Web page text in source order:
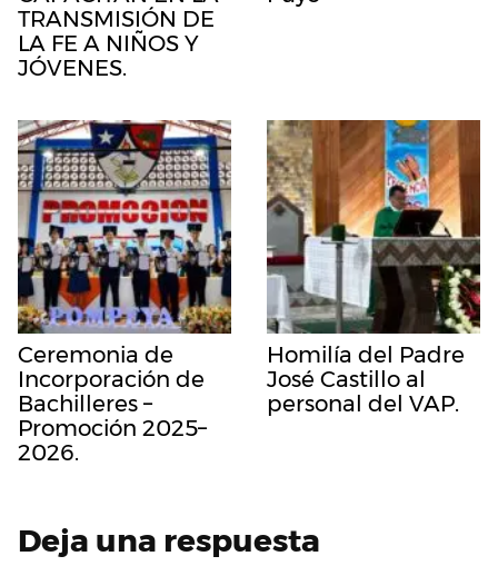
TRANSMISIÓN DE
LA FE A NIÑOS Y
JÓVENES.
Ceremonia de
Incorporación de
Bachilleres –
Promoción 2025–
2026.
Homilía del Padre
José Castillo al
personal del VAP.
Deja una respuesta